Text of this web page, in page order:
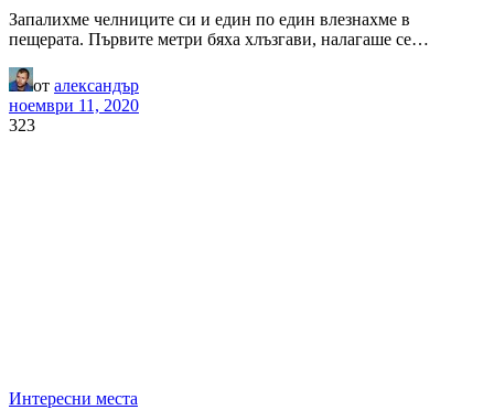
Запалихме челниците си и един по един влезнахме в
пещерата. Първите метри бяха хлъзгави, налагаше се…
от александър
ноември 11, 2020
323
Интересни места